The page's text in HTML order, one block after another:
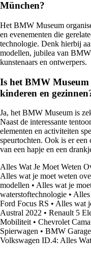
München?
Het BMW Museum
en evenementen die
technologie. Denk hierbij
modellen, jubilea van
kunstenaars en ontwerpers.
Is het BMW
kinderen en
Ja, het BMW Museum is
Naast de interessante
elementen en activiteiten
speurtochten. Ook is er een
van een hapje en een
Alles Wat Je Moet Weten
Alles wat je moet weten
modellen • Alles wat je
waterstoftechnologie •
Ford Focus RS • Alles wat
Austral 2022 • Renault 5
Mobiliteit • Chevrolet
Spierwagen • BMW
Volkswagen ID.4: Alles